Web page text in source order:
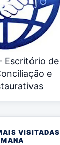
Escritório de
e
VISITADAS